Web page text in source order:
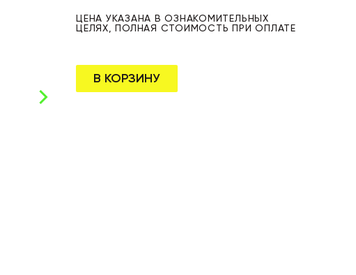
ЦЕНА УКАЗАНА В ОЗНАКОМИТЕЛЬНЫХ
ЦЕЛЯХ, ПОЛНАЯ СТОИМОСТЬ ПРИ ОПЛАТЕ
В КОРЗИНУ